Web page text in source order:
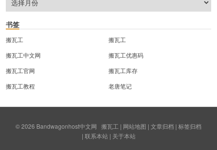
书签
搬瓦工
搬瓦工
搬瓦工中文网
搬瓦工优惠码
搬瓦工官网
搬瓦工库存
搬瓦工教程
老唐笔记
© 2026 Bandwagonhost中文网 搬瓦工 | 网站地图 | 文章归档 | 标签归档
| 联系本站| 关于本站